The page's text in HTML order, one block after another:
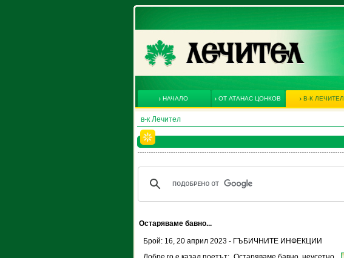
НАЧАЛО ОТ АТАНАС ЦОНКОВ В-К ЛЕЧИТЕЛ
в-к Лечител
Остаряваме бавно...
Брой: 16, 20 април 2023 - ГЪБИЧНИТЕ ИНФЕКЦИИ